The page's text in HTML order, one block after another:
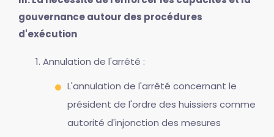
gouvernance autour des procédures
d'exécution
Annulation de l'arrêté :
L'annulation de l'arrêté concernant le
président de l'ordre des huissiers comme
autorité d'injonction des mesures